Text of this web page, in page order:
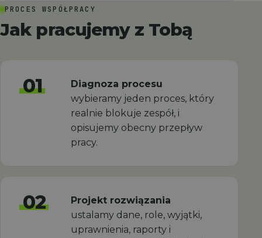
PROCES WSPÓŁPRACY
Jak pracujemy z Tobą
01
Diagnoza procesu
wybieramy jeden proces, który
realnie blokuje zespół, i
opisujemy obecny przepływ
pracy.
02
Projekt rozwiązania
ustalamy dane, role, wyjątki,
uprawnienia, raporty i